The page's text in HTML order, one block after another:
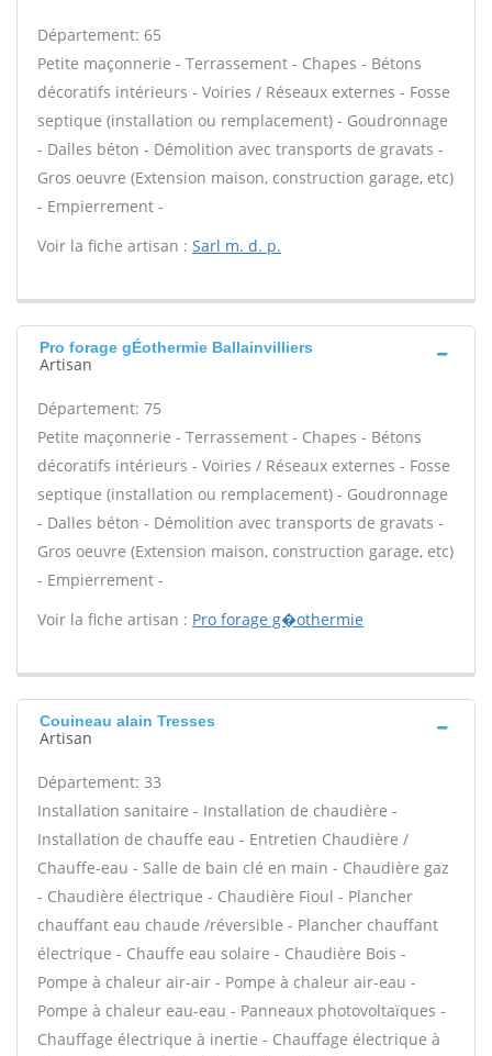
Département: 65
Petite maçonnerie - Terrassement - Chapes - Bétons
décoratifs intérieurs - Voiries / Réseaux externes - Fosse
septique (installation ou remplacement) - Goudronnage
- Dalles béton - Démolition avec transports de gravats -
Gros oeuvre (Extension maison, construction garage, etc)
- Empierrement -
Voir la fiche artisan : Sarl m. d. p.
Pro forage gÉothermie Ballainvilliers
Artisan
Département: 75
Petite maçonnerie - Terrassement - Chapes - Bétons
décoratifs intérieurs - Voiries / Réseaux externes - Fosse
septique (installation ou remplacement) - Goudronnage
- Dalles béton - Démolition avec transports de gravats -
Gros oeuvre (Extension maison, construction garage, etc)
- Empierrement -
Voir la fiche artisan : Pro forage g�othermie
Couineau alain Tresses
Artisan
Département: 33
Installation sanitaire - Installation de chaudière -
Installation de chauffe eau - Entretien Chaudière /
Chauffe-eau - Salle de bain clé en main - Chaudière gaz
- Chaudière électrique - Chaudière Fioul - Plancher
chauffant eau chaude /réversible - Plancher chauffant
électrique - Chauffe eau solaire - Chaudière Bois -
Pompe à chaleur air-air - Pompe à chaleur air-eau -
Pompe à chaleur eau-eau - Panneaux photovoltaïques -
Chauffage électrique à inertie - Chauffage électrique à